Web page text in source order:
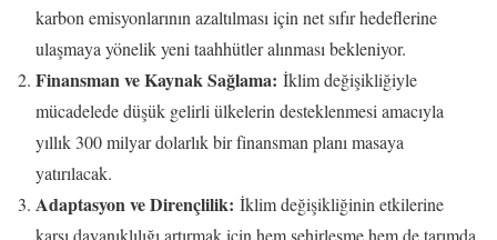
karbon emisyonlarının azaltılması için net sıfır hedeflerine
ulaşmaya yönelik yeni taahhütler alınması bekleniyor.
Finansman ve Kaynak Sağlama: İklim değişikliğiyle
mücadelede düşük gelirli ülkelerin desteklenmesi amacıyla
yıllık 300 milyar dolarlık bir finansman planı masaya
yatırılacak.
Adaptasyon ve Dirençlilik: İklim değişikliğinin etkilerine
karşı dayanıklılığı artırmak için hem şehirleşme hem de tarımda